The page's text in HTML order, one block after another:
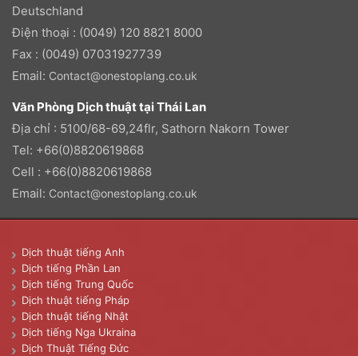
Deutschland
Điện thoại : (0049) 120 8821 8000
Fax : (0049) 07031927739
Email: Contact@onestoplang.co.uk
Văn Phòng Dịch thuật tại Thái Lan
Địa chỉ : 5100/68-69,24flr, Sathorn Nakorn Tower
Tel: +66(0)8820619868
Cell : +66(0)8820619868
Email: Contact@onestoplang.co.uk
Dịch thuật tiếng Anh
Dịch tiếng Phần Lan
Dịch tiếng Trung Quốc
Dịch thuật tiếng Pháp
Dịch thuật tiếng Nhật
Dịch tiếng Nga Ukraina
Dịch Thuật Tiếng Đức